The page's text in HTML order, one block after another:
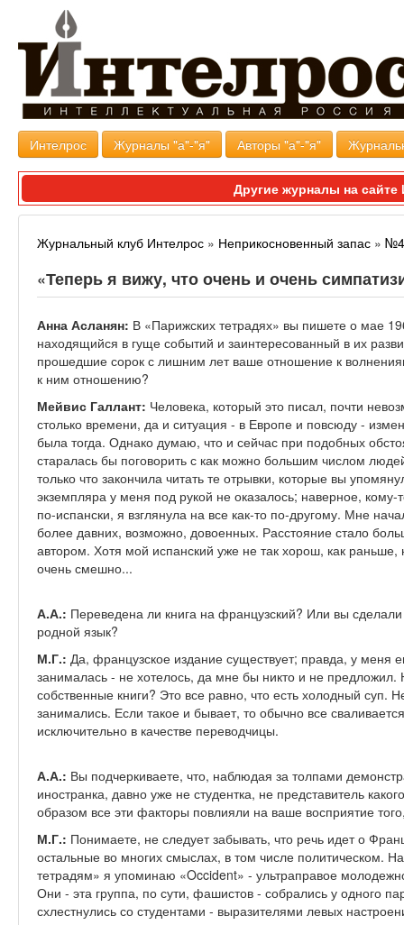
Интелрос Журналы "а"-"я" Авторы "а"-"я"
Другие журналы на
Журнальный клуб Интелрос » Неприкосновенный запас »
«Теперь я вижу, что очень и очень
Анна Асланян: В «Парижских тетрадях» вы пишете о мае
находящийся в гуще событий и заинтересованный в их
прошедшие сорок с лишним лет ваше отношение к
к ним отношению?
Мейвис Галлант: Человека, который это писал, почти
столько времени, да и ситуация - в Европе и повсюду -
была тогда. Однако думаю, что и сейчас при подобных
старалась бы поговорить с как можно большим числом
только что закончила читать те отрывки, которые вы
экземпляра у меня под рукой не оказалось; наверное,
по-испански, я взглянула на все как-то по-другому. Мне
более давних, возможно, довоенных. Расстояние стало
автором. Хотя мой испанский уже не так хорош, как раньше,
очень смешно...
А.А.: Переведена ли книга на французский? Или вы
родной язык?
М.Г.: Да, французское издание существует; правда, у меня
занималась - не хотелось, да мне бы никто и не предложил.
собственные книги? Это все равно, что есть холодный суп.
занимались. Если такое и бывает, то обычно все
исключительно в качестве переводчицы.
А.А.: Вы подчеркиваете, что, наблюдая за толпами
иностранка, давно уже не студентка, не представитель
образом все эти факторы повлияли на ваше восприятие
М.Г.: Понимаете, не следует забывать, что речь идет о
остальные во многих смыслах, в том числе политическом.
тетрадям» я упоминаю «Occident» - ультраправое
Они - эта группа, по сути, фашистов - собрались у одного
схлестнулись со студентами - выразителями левых